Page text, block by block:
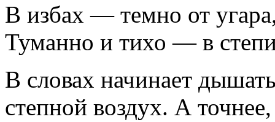
В избах — темно от
Туманно и тихо — в
В словах начинает
степной воздух. А